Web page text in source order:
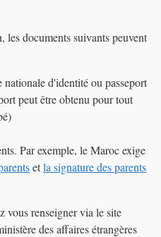
les documents suivants peuvent
d'identité ou passeport
peut être obtenu pour tout
Par exemple, le Maroc exige
etla signature des parents
vous renseigner via le site
des affaires étrangères